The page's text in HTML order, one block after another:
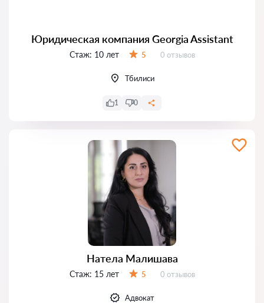
Юридическая компания Georgia Assistant
Стаж: 10 лет 5 Отзывов:
0 отзывов
Тбилиси
1 0
Натела Малишава
Стаж: 15 лет 5 Отзывов:
0 отзывов
Адвокат